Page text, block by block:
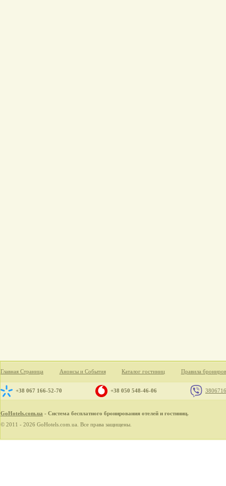
Главная Страница Анонсы и События Каталог гостиниц Правила
+38 067 166-52-70 +38 050 548-46-06
GoHotels.com.ua - Система бесплатного бронирования отелей и гостиниц.
© 2011 - 2026 GoHotels.com.ua. Все права защищены.